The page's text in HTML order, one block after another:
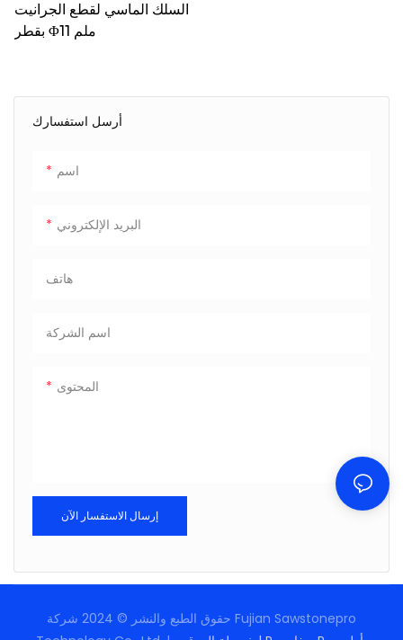
أرسل استفسارك
اسم
البريد الإلكتروني
هاتف
اسم الشركة
المحتوى
إرسال الاستفسار الآن
السلك الماسي لقطع الجرانيت
بقطر Φ11 ملم
حقوق الطبع والنشر © 2024 شركة Fujian Sawstonepro